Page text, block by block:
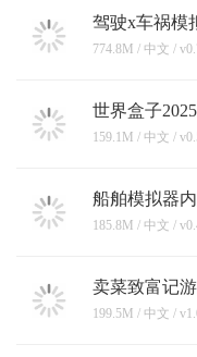
驾驶x车祸模
新版 v0.75
774.8M / 中文 /
世界盒子
(WorldBox)
159.1M / 中文 /
船舶模拟器
速版
185.8M / 中文 /
卖菜致富记
安卓版
199.5M / 中文 /